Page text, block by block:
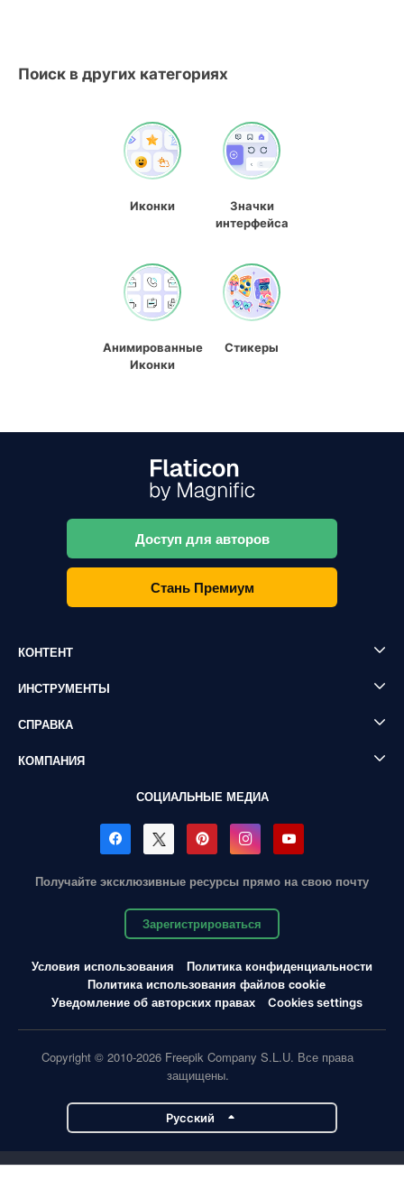
Поиск в других категориях
Иконки
Значки
интерфейса
Анимированные
Иконки
Стикеры
Доступ для авторов
Стань Премиум
КОНТЕНТ
ИНСТРУМЕНТЫ
СПРАВКА
КОМПАНИЯ
СОЦИАЛЬНЫЕ МЕДИА
Получайте эксклюзивные ресурсы прямо на свою почту
Зарегистрироваться
Условия использования
Политика конфиденциальности
Политика использования файлов cookie
Уведомление об авторских правах
Cookies settings
Copyright © 2010-2026 Freepik Company S.L.U. Все права
защищены.
Pусский